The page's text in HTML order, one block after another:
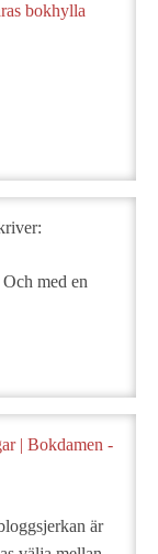
bokhylla
med en
| Bokdamen -
är